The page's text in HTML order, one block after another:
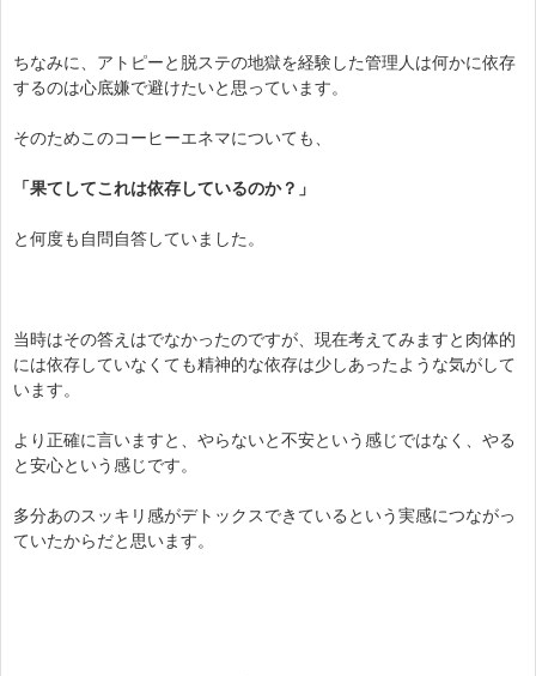
ちなみに、アトピーと脱ステの地獄を経験した管理人は何かに依存
するのは心底嫌で避けたいと思っています。
そのためこのコーヒーエネマについても、
「果てしてこれは依存しているのか？」
と何度も自問自答していました。
当時はその答えはでなかったのですが、現在考えてみますと肉体的
には依存していなくても精神的な依存は少しあったような気がして
います。
より正確に言いますと、やらないと不安という感じではなく、やる
と安心という感じです。
多分あのスッキリ感がデトックスできているという実感につながっ
ていたからだと思います。